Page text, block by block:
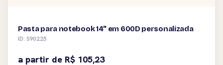
Pasta para notebook 14" em 600D personalizada
ID: S90225
a partir de R$ 105,23